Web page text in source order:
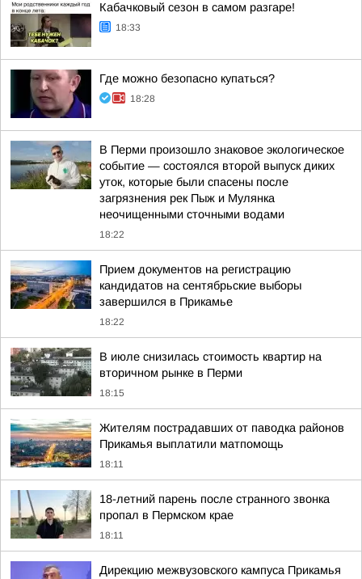
Кабачковый сезон в самом разгаре!
18:33
Где можно безопасно купаться?
18:28
В Перми произошло знаковое экологическое
событие — состоялся второй выпуск диких
уток, которые были спасены после
загрязнения рек Пыж и Мулянка
неочищенными сточными водами
18:22
Прием документов на регистрацию
кандидатов на сентябрьские выборы
завершился в Прикамье
18:22
В июле снизилась стоимость квартир на
вторичном рынке в Перми
18:15
Жителям пострадавших от паводка районов
Прикамья выплатили матпомощь
18:11
18-летний парень после странного звонка
пропал в Пермском крае
18:11
Дирекцию межвузовского кампуса Прикамья